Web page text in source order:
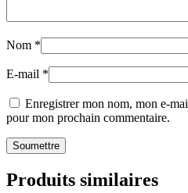
Nom *
E-mail *
Enregistrer mon nom, mon e-
pour mon prochain commentaire.
Produits similaires